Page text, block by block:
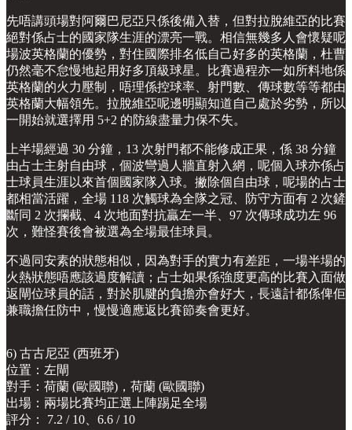
先唔講頭場對阿爾巴尼亞只係後備入替，但對拉脫維亞的比賽
絕對係占士的國家隊生涯的漂亮一戰。相信無幾多人會懷疑呢
場波英格蘭的優勢，對住國際排名低自己好多的英格蘭，杜曹
仍然毫不怠慢地起用好多頂級球星。比賽過程亦一如所料地係
英格蘭的火力壓制，唔理係控球率、射門數、傳球數等等都由
英格蘭大幅領先。拉脫維亞呢邊明顯知道自己處於劣勢，所以
一開始就選擇用 5+2 的防線盡量力保不失。
上半場經過 30 分鐘，13 次射門都不能修成正果，係 38 分鐘
由占士主射自由球，個波彎過人牆直射入網，呢個入球亦係占
士球員生涯以來首個國家隊入球。撇除個自由球，呢場的占士
都相當活躍，全場 118 次觸球為全隊之冠、防守方面有 2 次鏟
斷同 2 次攔截、4 次地面對抗贏左一半、97 次傳球成功左 96
次，難怪賽後會被選為全場最佳球員。
不過同安素的狀態相似，因為對手的實力有差距，一場半場的
火熱狀態唔應該過度解讀；占士如果係強度更高的比賽入面做
返閘位球員的話，對於肌腱的負擔亦會好大，長遠計都係俾佢
兼職擔任防中，慢慢適應返比賽節奏會更好。
6) 古古尼亞 (西班牙)
位置：左閘
對手：荷蘭 (歐國聯)，荷蘭 (歐國聯)
出場：兩場比賽均正選上陣踢足全場
評分： 7.2 / 10、6.6 / 10